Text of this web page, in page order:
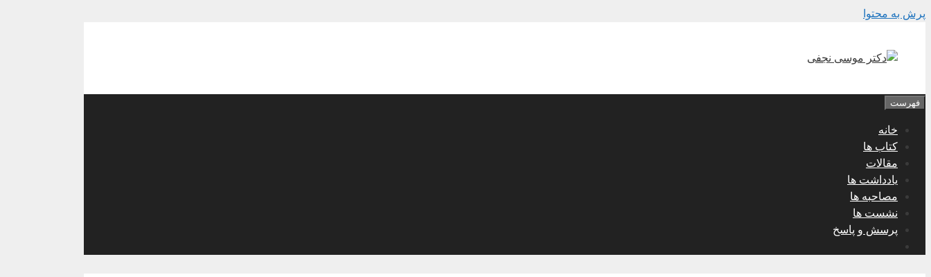
پرش به محتوا
فهرست
خانه
کتاب ها
مقالات
یادداشت ها
مصاحبه ها
نشست ها
پرسش و پاسخ